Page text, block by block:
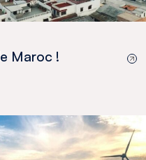
Maroc !